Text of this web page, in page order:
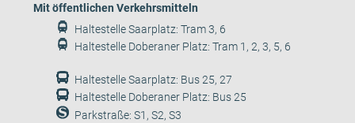
Mit öffentlichen Verkehrsmitteln
Haltestelle Saarplatz: Tram 3, 6
Haltestelle Doberaner Platz: Tram 1, 2, 3, 5, 6
Haltestelle Saarplatz: Bus 25, 27
Haltestelle Doberaner Platz: Bus 25
Parkstraße: S1, S2, S3